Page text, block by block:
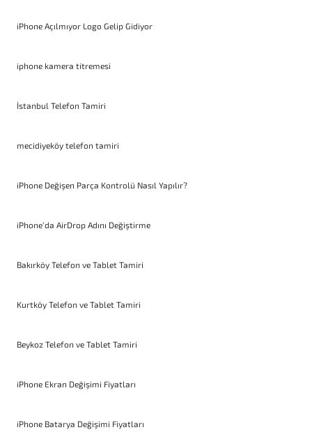
iPhone Açılmıyor Logo Gelip Gidiyor
iphone kamera titremesi
İstanbul Telefon Tamiri
mecidiyeköy telefon tamiri
iPhone Değişen Parça Kontrolü Nasıl Yapılır?
iPhone’da AirDrop Adını Değiştirme
Bakırköy Telefon ve Tablet Tamiri
Kurtköy Telefon ve Tablet Tamiri
Beykoz Telefon ve Tablet Tamiri
iPhone Ekran Değişimi Fiyatları
iPhone Batarya Değişimi Fiyatları